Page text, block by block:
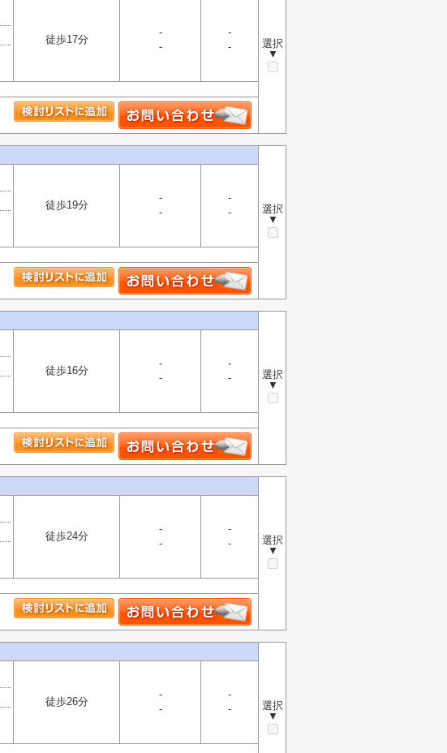
選択
▼
徒歩17分
-
-
-
-
選択
▼
徒歩19分
-
-
-
-
選択
▼
徒歩16分
-
-
-
-
選択
▼
徒歩24分
-
-
-
-
選択
▼
徒歩26分
-
-
-
-